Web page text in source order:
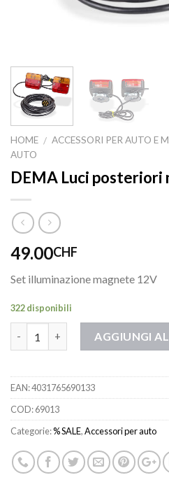
HOME / ACCESSORI PER AUTO E
AUTO
DEMA Luci posteriori
49.00CHF
Set illuminazione magnete 12V
322 disponibili
AGGIUNGI
EAN:4031765690133
COD:69013
Categorie:% SALE,Accessori per auto